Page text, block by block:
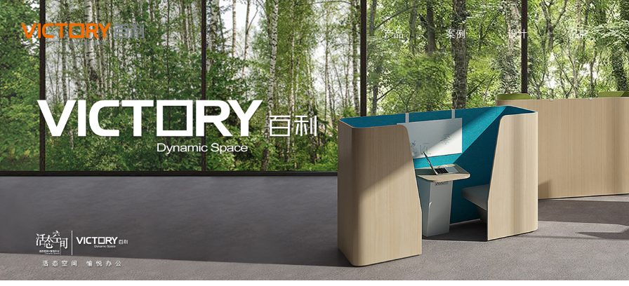
产品 案例 设计 品牌
百利产品
红胸鸟系列
5G-新基建
IT-高科
金融-保险
医疗-教育